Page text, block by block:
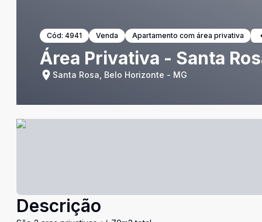
Cód: 4941 Venda Apartamento com área privativa
Área Privativa - Santa
Santa Rosa, Belo Horizonte - MG
Descrição